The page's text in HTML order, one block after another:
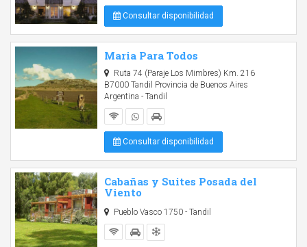
Consultar disponibilidad
Maria Para Todos
Ruta 74 (Paraje Los Mimbres) Km. 216
B7000 Tandil Provincia de Buenos Aires
Argentina - Tandil
Consultar disponibilidad
Cabañas y Suites Posada del
Viento
Pueblo Vasco 1750 - Tandil